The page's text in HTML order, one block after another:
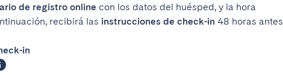
de registro online con los datos del huésped, y la hora
recibirá las instrucciones de check-in 48 horas antes
in